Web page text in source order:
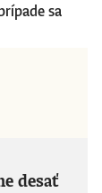
sa
desať